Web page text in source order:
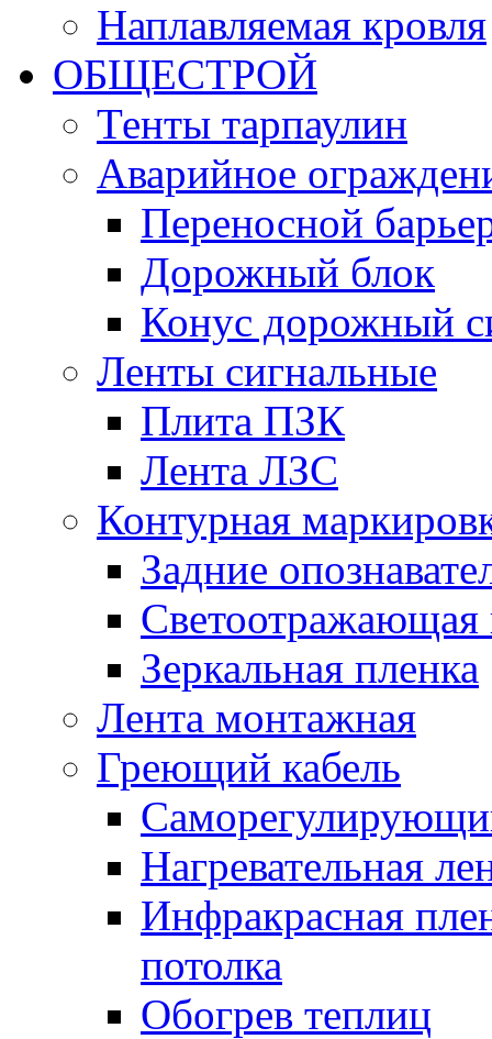
Наплавляемая кровля
ОБЩЕСТРОЙ
Тенты тарпаулин
Аварийное
Переносной
Дорожный блок
Конус дорожный
Ленты сигнальные
Плита ПЗК
Лента ЛЗС
Контурная
Задние
Светоотражающая
Зеркальная пленка
Лента монтажная
Греющий кабель
Нагревательная
Инфракрасная
потолка
Обогрев теплиц